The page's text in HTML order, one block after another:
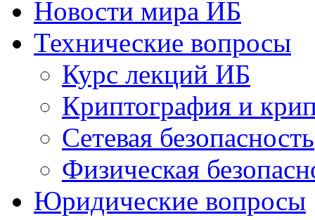
Новости мира ИБ
Технические вопросы
Курс лекций ИБ
Криптография и
Сетевая безопасность
Физическая
Юридические вопросы